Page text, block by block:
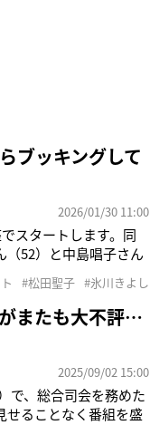
ブッキングして
2026/01/30 11:00
スタートします。同
（52）と中島唱子さん
たい”と意気込む氷川き
#松田聖子 #氷川きよし
またも大不評…
2025/09/02 15:00
で、総合司会を務めた
せることなく番組を盛